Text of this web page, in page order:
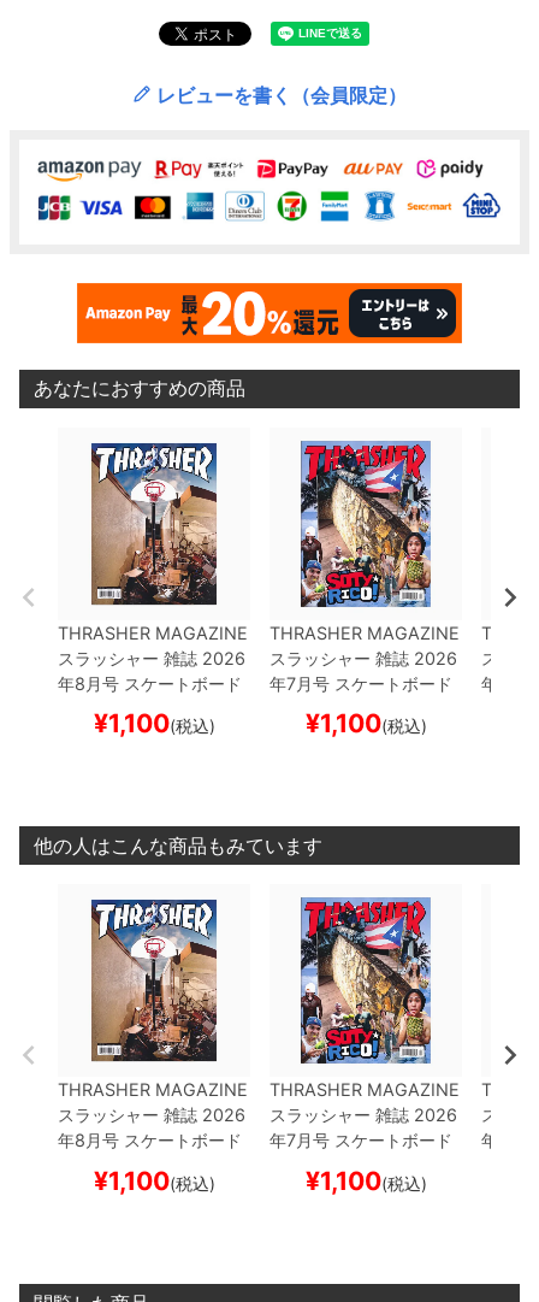
レビューを書く（会員限定）
あなたにおすすめの商品
THRASHER MAGAZINE
スラッシャー 雑誌 2026
年8月号 スケートボード
スケボー
¥1,100(税込)
THRASHER MAGAZINE
スラッシャー 雑誌 2026
年7月号 スケートボード
スケボー
¥1,100(税込)
スラッ
年9月
他の人はこんな商品もみています
THRASHER MAGAZINE
スラッシャー 雑誌 2026
年8月号 スケートボード
¥1,100(税込)
THRASHER MAGAZINE
スラッシャー 雑誌 2026
年7月号 スケートボード
¥1,100(税込)
スラッ
年9月